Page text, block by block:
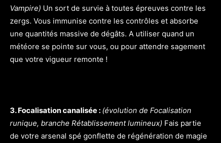
Vampire) Un sort de survie à toutes épreuves contre les
zergs. Vous immunise contre les contrôles et absorbe
une quantités massive de dégâts. A utiliser quand un
météore se pointe sur vous, ou pour attendre sagement
que votre vigueur remonte !
3. Focalisation canalisée : (évolution de Focalisation
runique, branche Rétablissement lumineux) Fais partie
de votre arsenal spé gonflette de régénération de magie